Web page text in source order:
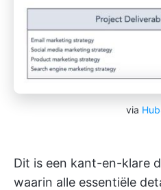
via
Dit is een kant-en-klare
waarin alle essentiële